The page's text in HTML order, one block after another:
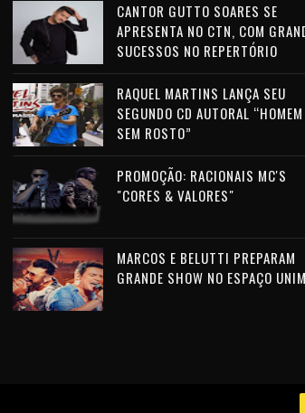
CANTOR GUTTO SOARES SE
APRESENTA NO CTN, COM
SUCESSOS NO REPERTÓRIO
RAQUEL MARTINS LANÇA SEU
SEGUNDO CD AUTORAL “HOMEM
SEM ROSTO”
PROMOÇÃO: RACIONAIS MC'S
"CORES & VALORES"
MARCOS E BELUTTI PREPARAM
GRANDE SHOW NO ESPAÇO